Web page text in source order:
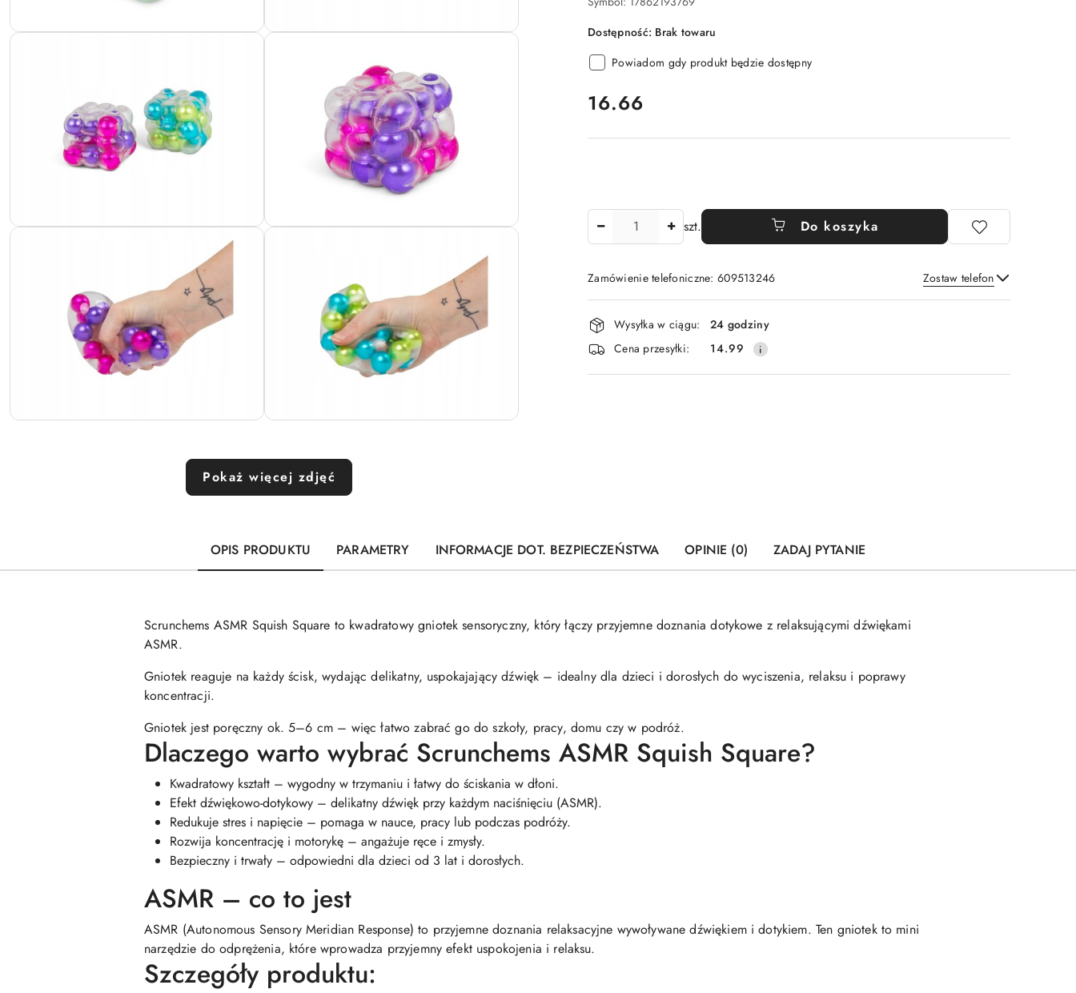
Pokaż więcej zdjęć
Dostępność: Brak towaru
Powiadom gdy produkt będzie dostępny
cena:
16.66
szt. Do koszyka
Zamówienie telefoniczne: 609513246 Zostaw telefon
Wyślij
Dostępność
i
dostawa
Wysyłka w ciągu:
24 godziny
Cena przesyłki:
14.99
OPIS PRODUKTU PARAMETRY INFORMACJE DOT. BEZPIECZEŃSTWA OPINIE (0) ZADAJ PYTANIE
Scrunchems ASMR Squish Square to kwadratowy gniotek sensoryczny, który łączy przyjemne doznania dotykowe z relaksującymi dźwiękami
ASMR.
Gniotek reaguje na każdy ścisk, wydając delikatny, uspokajający dźwięk – idealny dla dzieci i dorosłych do wyciszenia, relaksu i poprawy
koncentracji.
Gniotek jest poręczny ok. 5–6 cm – więc łatwo zabrać go do szkoły, pracy, domu czy w podróż.
Dlaczego warto wybrać Scrunchems ASMR Squish Square?
Kwadratowy kształt – wygodny w trzymaniu i łatwy do ściskania w dłoni.
Efekt dźwiękowo-dotykowy – delikatny dźwięk przy każdym naciśnięciu (ASMR).
Redukuje stres i napięcie – pomaga w nauce, pracy lub podczas podróży.
Rozwija koncentrację i motorykę – angażuje ręce i zmysły.
Bezpieczny i trwały – odpowiedni dla dzieci od 3 lat i dorosłych.
ASMR – co to jest
ASMR (Autonomous Sensory Meridian Response) to przyjemne doznania relaksacyjne wywoływane dźwiękiem i dotykiem. Ten gniotek to mini
narzędzie do odprężenia, które wprowadza przyjemny efekt uspokojenia i relaksu.
Szczegóły produktu: